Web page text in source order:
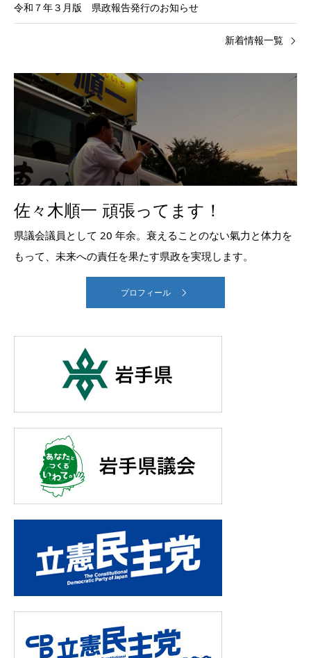
令和７年３月版 県政報告発行のお知らせ
新着情報一覧
佐々木順一 頑張ってます！
県議会議員として 20 年余。衰えることのない氣力と体力を
もって、未来への責任を果たす県政を実現します。
プロフィール